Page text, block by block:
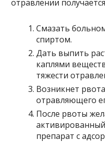
отравлении
Смазать
спиртом.
Дать выпить
каплями
тяжести
Возникнет
отравляющего
После рвоты
препарат с